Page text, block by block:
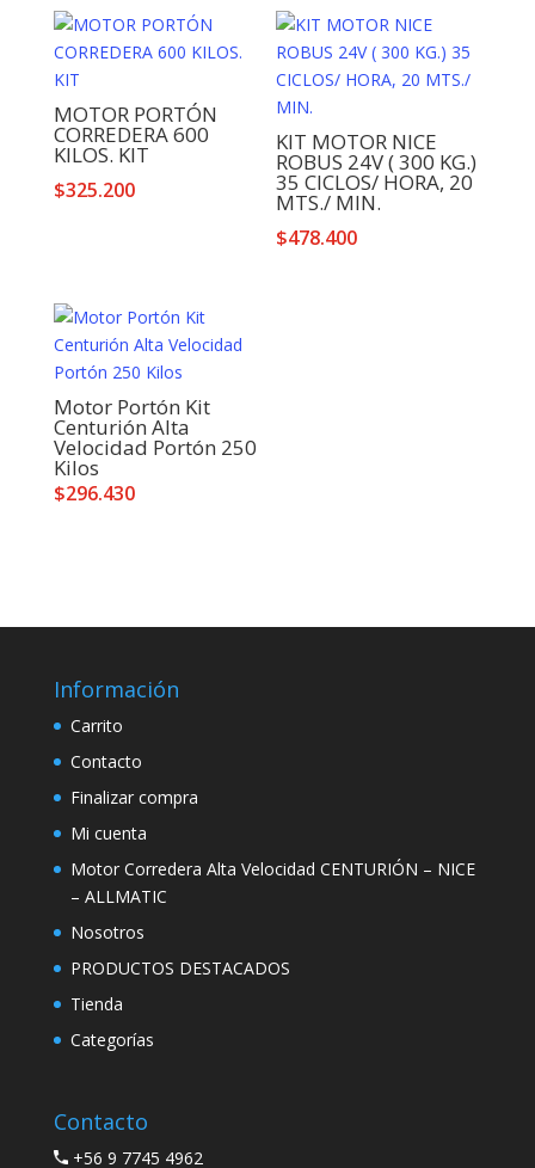
era:
$387.600.
es:
$364.560.
MOTOR PORTÓN
CORREDERA 600
KILOS. KIT
$325.200
KIT MOTOR NICE
ROBUS 24V ( 300 KG.)
35 CICLOS/ HORA, 20
MTS./ MIN.
$478.400
Motor Portón Kit
Centurión Alta
Velocidad Portón 250
Kilos
$296.430
Información
Carrito
Contacto
Finalizar compra
Mi cuenta
Motor Corredera Alta Velocidad CENTURIÓN – NICE
– ALLMATIC
Nosotros
PRODUCTOS DESTACADOS
Tienda
Categorías
Contacto
+56 9 7745 4962